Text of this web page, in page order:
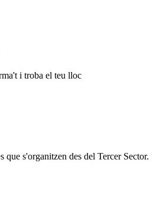
i troba el teu lloc
que s'organitzen des del Tercer Sector.